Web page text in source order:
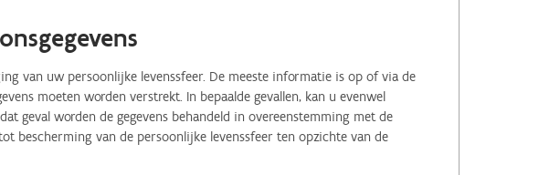
van uw persoonlijke levenssfeer. De meeste informatie is op of via de
moeten worden verstrekt. In bepaalde gevallen, kan u evenwel
geval worden de gegevens behandeld in overeenstemming met de
bescherming van de persoonlijke levenssfeer ten opzichte van de